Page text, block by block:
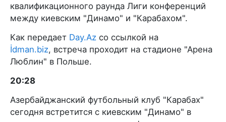
квалификационного раунда Лиги конференций
между киевским "Динамо" и "Карабахом".
Как передает Day.Az со ссылкой на
İdman.biz, встреча проходит на стадионе "Арена
Люблин" в Польше.
20:28
Азербайджанский футбольный клуб "Карабах"
сегодня встретится с киевским "Динамо" в